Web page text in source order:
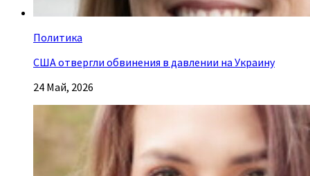
Политика
США отвергли обвинения в давлении на Украину
24 Май, 2026